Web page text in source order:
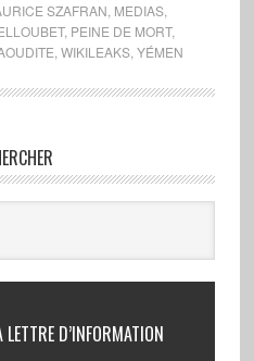
SZAFRAN MEDIAS,
, PEINE DE MORT,
WIKILEAKS, YÉMEN
D’INFORMATION